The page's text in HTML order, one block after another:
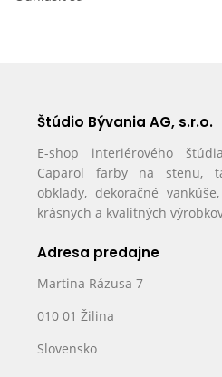
Štúdio Bývania AG, s.r.o.
E-shop interiérového
Caparol farby na stenu,
obklady, dekoračné
krásnych a kvalitných
Adresa predajne
Martina Rázusa 7
010 01 Žilina
Slovensko